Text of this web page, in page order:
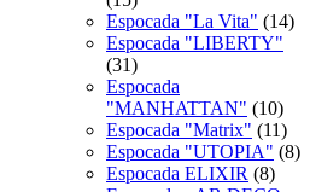
Espocada "La Vita" (14)
Espocada "LIBERTY"
(31)
Espocada
"MANHATTAN" (10)
Espocada "Matrix" (11)
Espocada "UTOPIA" (8)
Espocada ELIXIR (8)